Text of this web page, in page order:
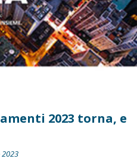
2023 torna, e